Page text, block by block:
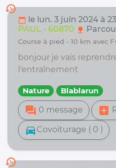
history
calendar_today le lun. 3 juin 2024 à
PAUL - 60870 nature
course à pied - 10 km
bonjour je vais
l'entraînement
Nature Blablarun
forum 0 message add_box
directions_car Covoiturage ( 0 )
history